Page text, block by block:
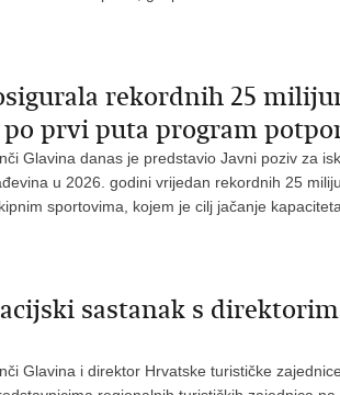
rekordnih 25
prvi puta program
Glavina danas je predstavio Javni poziv za
u 2026. godini vrijedan rekordnih 25
sportovima, kojem je cilj jačanje
sastanak s
Glavina i direktor Hrvatske turističke